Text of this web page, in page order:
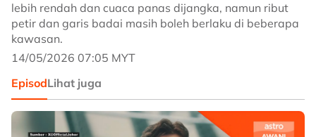
lebih rendah dan cuaca panas dijangka, namun ribut
petir dan garis badai masih boleh berlaku di beberapa
kawasan.
14/05/2026 07:05 MYT
EpisodLihat juga